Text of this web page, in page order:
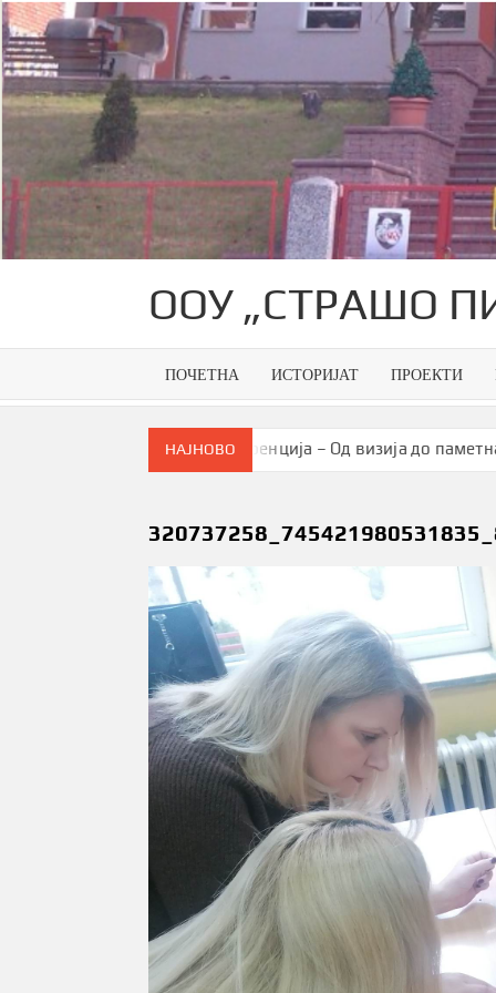
Skip
to
content
ООУ „СТРАШО
ПОЧЕТНА ИСТОРИЈАТ ПРОЕКТИ
НАЈНОВО
Конференција – Од визија до паметна заедница